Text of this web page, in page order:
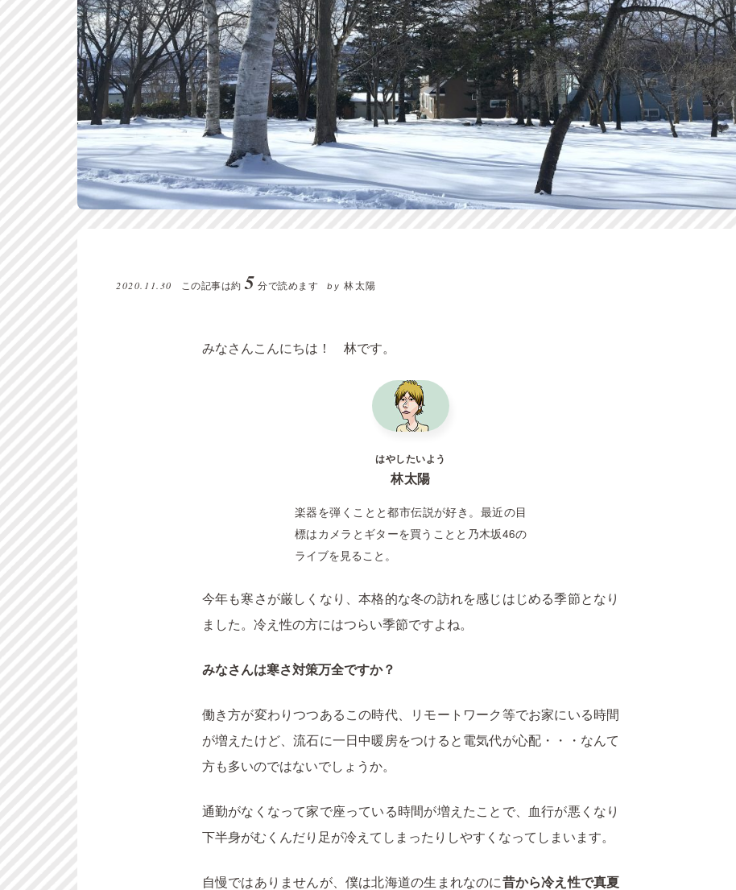
2020.11.30 この記事は約 5 分で読めます by 林太陽
みなさんこんにちは！ 林です。
はやしたいよう
林太陽
楽器を弾くことと都市伝説が好き。最近の目
標はカメラとギターを買うことと乃木坂46の
ライブを見ること。
今年も寒さが厳しくなり、本格的な冬の訪れを感じはじめる季節となり
ました。冷え性の方にはつらい季節ですよね。
みなさんは寒さ対策万全ですか？
働き方が変わりつつあるこの時代、リモートワーク等でお家にいる時間
が増えたけど、流石に一日中暖房をつけると電気代が心配・・・なんて
方も多いのではないでしょうか。
通勤がなくなって家で座っている時間が増えたことで、血行が悪くなり
下半身がむくんだり足が冷えてしまったりしやすくなってしまいます。
自慢ではありませんが、僕は北海道の生まれなのに昔から冷え性で真夏